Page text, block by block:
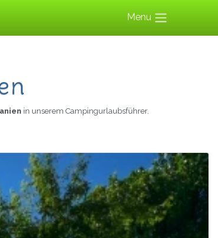
Menu
in unserem Campingurlaubsführer.